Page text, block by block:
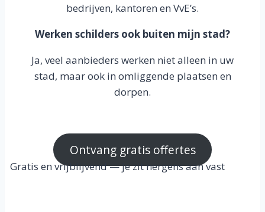
bedrijven, kantoren en VvE’s.
Werken schilders ook buiten mijn stad?
Ja, veel aanbieders werken niet alleen in uw
stad, maar ook in omliggende plaatsen en
dorpen.
Ontvang gratis offertes
Gratis en vrijblijvend — je zit nergens aan vast